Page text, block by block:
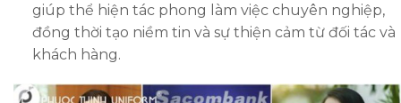
giúp thể hiện tác phong làm việc chuyên nghiệp,
đồng thời tạo niềm tin và sự thiện cảm từ đối tác và
khách hàng.